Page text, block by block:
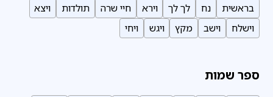
בראשית נח לך לך וירא חיי שרה תולדות
ויצא
וישלח
וישב מקץ ויגש ויחי
ספר שמות